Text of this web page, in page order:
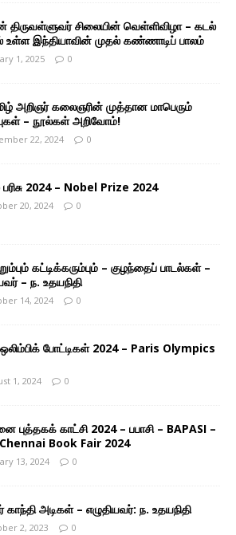
சிலையின் வெள்ளிவிழா – கடல்
உள்ள இந்தியாவின் முதல் கண்ணாடிப் பாலம்
1, 2025 0
அறிஞர் கலைஞரின் முத்தான மாபெரும்
– நூல்கள் அறிவோம்!
22, 2024 0
பரிசு 2024 – Nobel Prize 2024
20, 2024 0
கட்டிக்கரும்பும் – குழந்தைப் பாடல்கள் –
– ந. உதயநிதி
14, 2024 0
ஒலிம்பிக் போட்டிகள் 2024 – Paris Olympics
1, 2024 0
புத்தகக் காட்சி 2024 – பபாசி – BAPASI –
Book Fair 2024
13, 2024 0
காந்தி அடிகள் – எழுதியவர்: ந. உதயநிதி
2, 2023 0